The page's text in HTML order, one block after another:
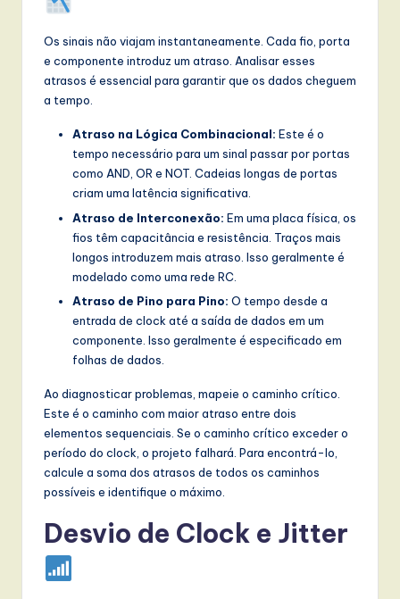
Os sinais não viajam instantaneamente. Cada fio, porta
e componente introduz um atraso. Analisar esses
atrasos é essencial para garantir que os dados cheguem
a tempo.
Atraso na Lógica Combinacional: Este é o
tempo necessário para um sinal passar por portas
como AND, OR e NOT. Cadeias longas de portas
criam uma latência significativa.
Atraso de Interconexão: Em uma placa física, os
fios têm capacitância e resistência. Traços mais
longos introduzem mais atraso. Isso geralmente é
modelado como uma rede RC.
Atraso de Pino para Pino: O tempo desde a
entrada de clock até a saída de dados em um
componente. Isso geralmente é especificado em
folhas de dados.
Ao diagnosticar problemas, mapeie o caminho crítico.
Este é o caminho com maior atraso entre dois
elementos sequenciais. Se o caminho crítico exceder o
período do clock, o projeto falhará. Para encontrá-lo,
calcule a soma dos atrasos de todos os caminhos
possíveis e identifique o máximo.
Desvio de Clock e Jitter